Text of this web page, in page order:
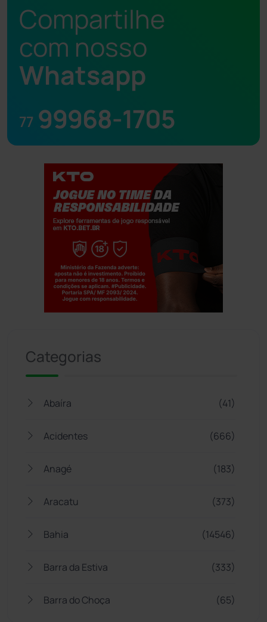
Compartilhe
com nosso
Whatsapp
77 99968-1705
Categorias
Abaíra (41)
Acidentes (666)
Anagé (183)
Aracatu (373)
Bahia (14546)
Barra da Estiva (333)
Barra do Choça (65)